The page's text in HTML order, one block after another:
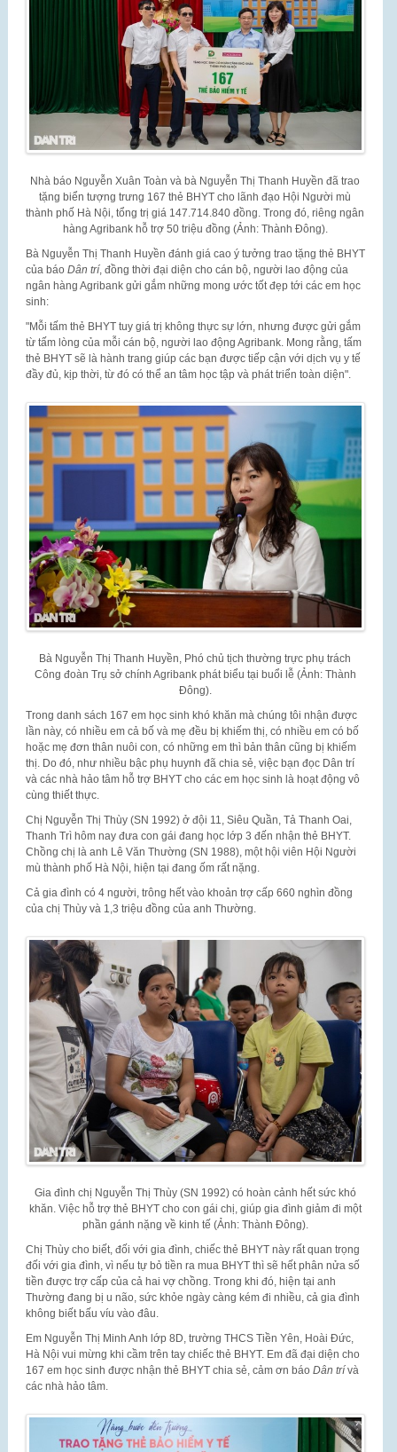
Nhà báo Nguyễn Xuân Toàn và bà Nguyễn Thị Thanh Huyền đã trao
tặng biển tượng trưng 167 thẻ BHYT cho lãnh đạo Hội Người mù
thành phố Hà Nội, tổng trị giá 147.714.840 đồng. Trong đó, riêng ngân
hàng Agribank hỗ trợ 50 triệu đồng (Ảnh: Thành Đông).
Bà Nguyễn Thị Thanh Huyền đánh giá cao ý tưởng trao tặng thẻ BHYT
của báo Dân trí, đồng thời đại diện cho cán bộ, người lao động của
ngân hàng Agribank gửi gắm những mong ước tốt đẹp tới các em học
sinh:
"Mỗi tấm thẻ BHYT tuy giá trị không thực sự lớn, nhưng được gửi gắm
từ tấm lòng của mỗi cán bộ, người lao động Agribank. Mong rằng, tấm
thẻ BHYT sẽ là hành trang giúp các bạn được tiếp cận với dịch vụ y tế
đầy đủ, kịp thời, từ đó có thể an tâm học tập và phát triển toàn diện".
Bà Nguyễn Thị Thanh Huyền, Phó chủ tịch thường trực phụ trách
Công đoàn Trụ sở chính Agribank phát biểu tại buổi lễ (Ảnh: Thành
Đông).
Trong danh sách 167 em học sinh khó khăn mà chúng tôi nhận được
lần này, có nhiều em cả bố và mẹ đều bị khiếm thị, có nhiều em có bố
hoặc mẹ đơn thân nuôi con, có những em thì bản thân cũng bị khiếm
thị. Do đó, như nhiều bậc phụ huynh đã chia sẻ, việc bạn đọc Dân trí
và các nhà hảo tâm hỗ trợ BHYT cho các em học sinh là hoạt động vô
cùng thiết thực.
Chị Nguyễn Thị Thùy (SN 1992) ở đội 11, Siêu Quần, Tả Thanh Oai,
Thanh Trì hôm nay đưa con gái đang học lớp 3 đến nhận thẻ BHYT.
Chồng chị là anh Lê Văn Thường (SN 1988), một hội viên Hội Người
mù thành phố Hà Nội, hiện tại đang ốm rất nặng.
Cả gia đình có 4 người, trông hết vào khoản trợ cấp 660 nghìn đồng
của chị Thùy và 1,3 triệu đồng của anh Thường.
Gia đình chị Nguyễn Thị Thùy (SN 1992) có hoàn cảnh hết sức khó
khăn. Việc hỗ trợ thẻ BHYT cho con gái chị, giúp gia đình giảm đi một
phần gánh nặng về kinh tế (Ảnh: Thành Đông).
Chị Thùy cho biết, đối với gia đình, chiếc thẻ BHYT này rất quan trọng
đối với gia đình, vì nếu tự bỏ tiền ra mua BHYT thì sẽ hết phân nửa số
tiền được trợ cấp của cả hai vợ chồng. Trong khi đó, hiện tại anh
Thường đang bị u não, sức khỏe ngày càng kém đi nhiều, cả gia đình
không biết bấu víu vào đâu.
Em Nguyễn Thị Minh Anh lớp 8D, trường THCS Tiền Yên, Hoài Đức,
Hà Nội vui mừng khi cầm trên tay chiếc thẻ BHYT. Em đã đại diện cho
167 em học sinh được nhận thẻ BHYT chia sẻ, cảm ơn báo Dân trívà
các nhà hảo tâm.